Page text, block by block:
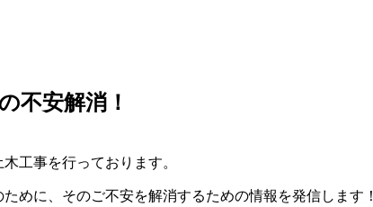
不安解消！
工事を行っております。
めに、そのご不安を解消するための情報を発信します！